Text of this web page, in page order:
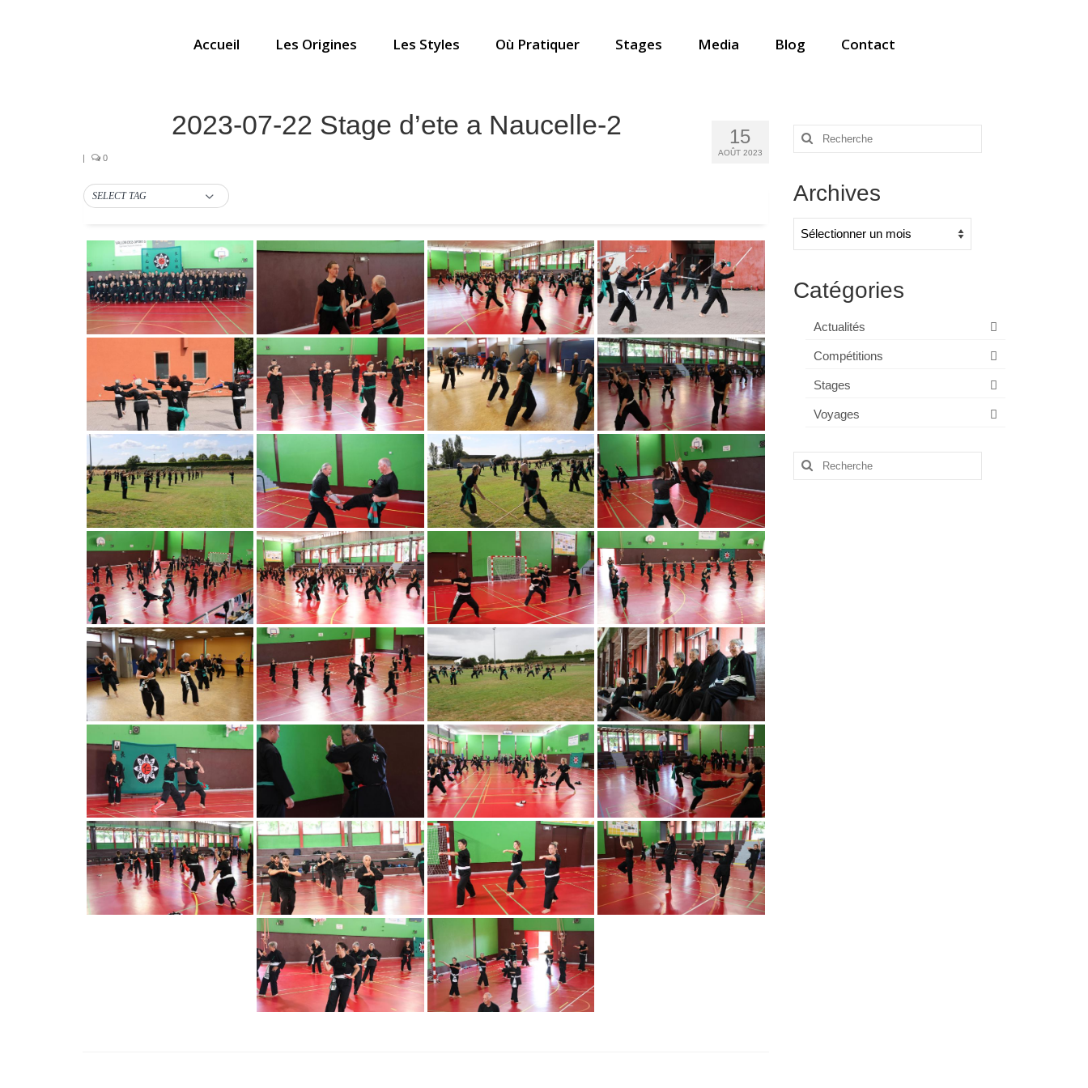
Accueil Les Origines Les Styles Où Pratiquer Stages Media Blog Contact
15
AOÛT 2023
2023-07-22 Stage d’ete a Naucelle-2
| 0
SELECT TAG
Rechercher
:
Archives
Archives
Catégories
Actualités
Compétitions
Stages
Voyages
Rechercher
: